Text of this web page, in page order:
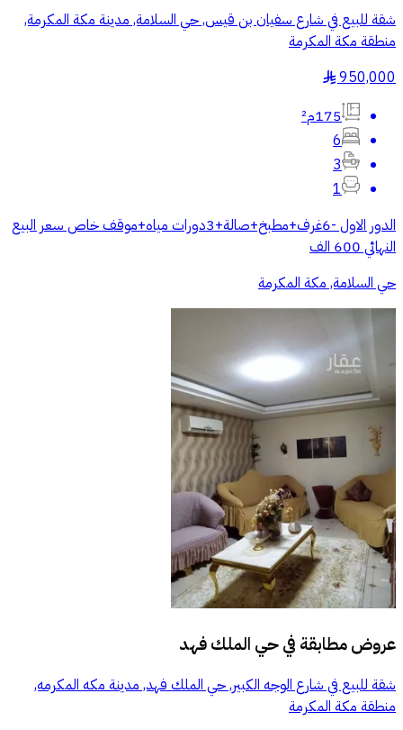
شقة للبيع في شارع سفيان بن قيس, حي السلامة, مدينة مكة المكرمة,
منطقة مكة المكرمة
950,000
§
175م²
6
3
1
الدور الاول -6غرف+مطبخ+صالة+3دورات مياه+موقف خاص سعر البيع
النهائي 600 الف
حي السلامة, مكة المكرمة
عروض مطابقة فيحي الملك فهد
شقة للبيع في شارع الوجه الكبير, حي الملك فهد, مدينة مكه المكرمه,
منطقة مكة المكرمة